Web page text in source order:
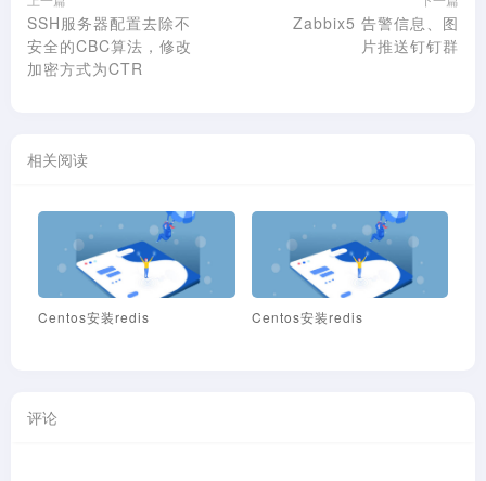
SSH服务器配置去除不
安全的CBC算法，修改
加密方式为CTR
Zabbix5 告警信息、图
片推送钉钉群
相关阅读
Centos安装redis Centos安装redis
评论